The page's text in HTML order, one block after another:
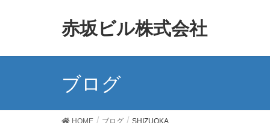
赤坂ビル株式会社
ブログ
HOME ブログ SHIZUOKA